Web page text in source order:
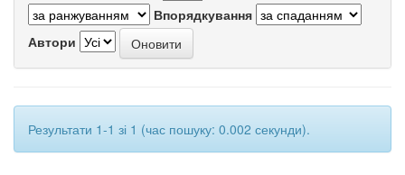
Впорядкування
Автори
Результати 1-1 зі 1 (час пошуку: 0.002 секунди).